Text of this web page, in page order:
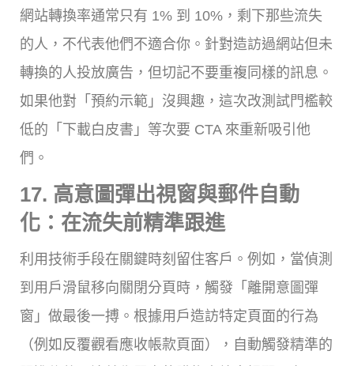
網站轉換率通常只有 1% 到 10%，剩下那些流失
的人，不代表他們不適合你。針對造訪過網站但未
轉換的人投放廣告，但切記不要重複同樣的訊息。
如果他對「預約示範」沒興趣，這次改測試門檻較
低的「下載白皮書」等次要 CTA 來重新吸引他
們。
17. 高意圖彈出視窗與郵件自動
化：在流失前精準跟進
利用技術手段在關鍵時刻留住客戶。例如，當偵測
到用戶滑鼠移向關閉分頁時，觸發「離開意圖彈
窗」做最後一搏。根據用戶造訪特定頁面的行為
（例如反覆觀看應收帳款頁面），自動觸發精準的